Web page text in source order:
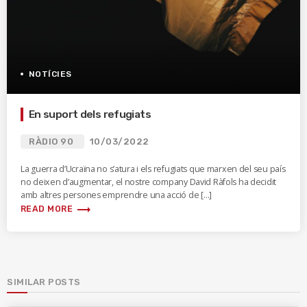
NOTÍCIES
En suport dels refugiats
RÀDIO 90 10/03/2022
La guerra d’Ucraïna no s’atura i els refugiats que marxen del seu país
no deixen d’augmentar, el nostre company David Ràfols ha decidit
amb altres persones emprendre una acció de […]
READ MORE trending_flat
SIMILAR POSTS